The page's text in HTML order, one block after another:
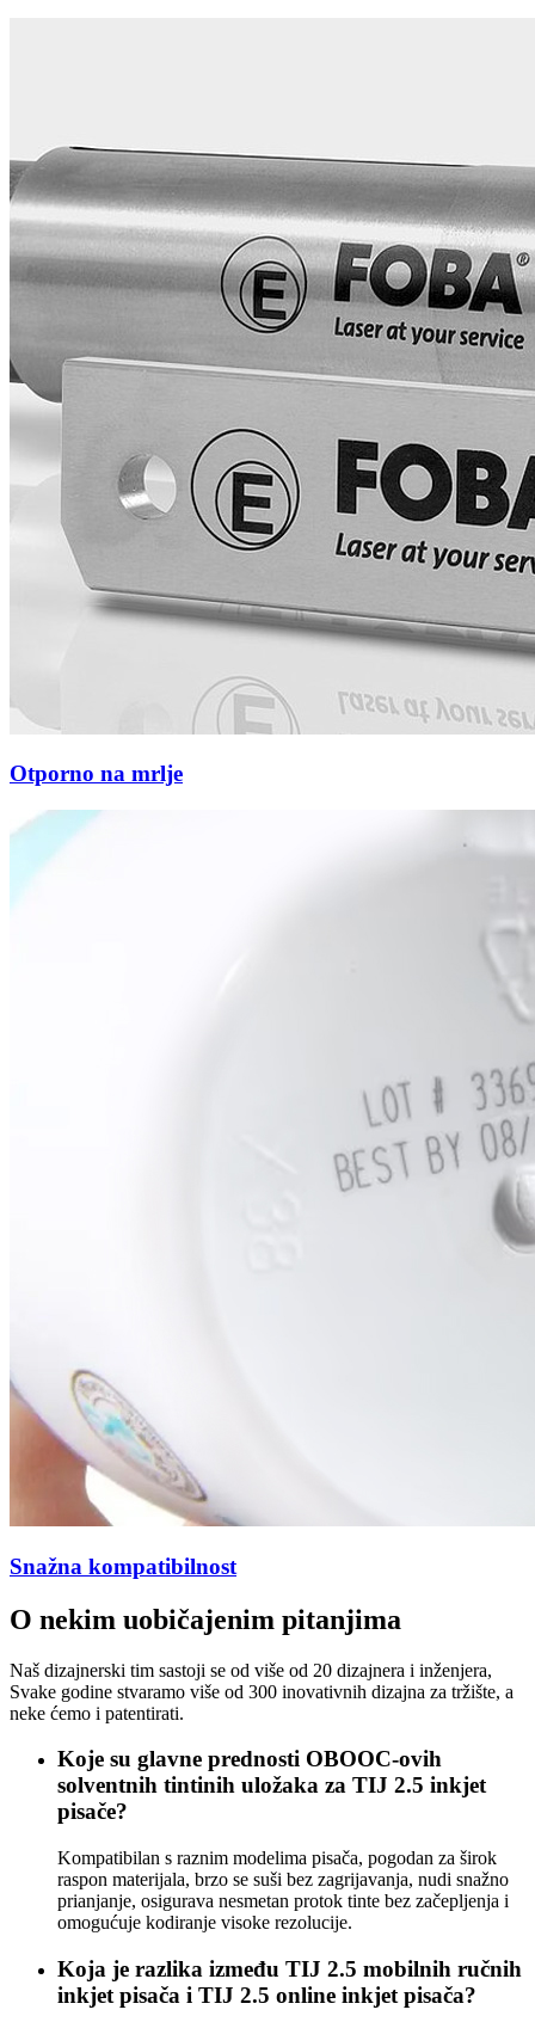
Otporno na mrlje
Snažna kompatibilnost
O nekim uobičajenim pitanjima
Naš dizajnerski tim sastoji se od više od 20 dizajnera i inženjera,
Svake godine stvaramo više od 300 inovativnih dizajna za tržište, a
neke ćemo i patentirati.
Koje su glavne prednosti OBOOC-ovih
solventnih tintinih uložaka za TIJ 2.5 inkjet
pisače?
Kompatibilan s raznim modelima pisača, pogodan za širok
raspon materijala, brzo se suši bez zagrijavanja, nudi snažno
prianjanje, osigurava nesmetan protok tinte bez začepljenja i
omogućuje kodiranje visoke rezolucije.
Koja je razlika između TIJ 2.5 mobilnih ručnih
inkjet pisača i TIJ 2.5 online inkjet pisača?